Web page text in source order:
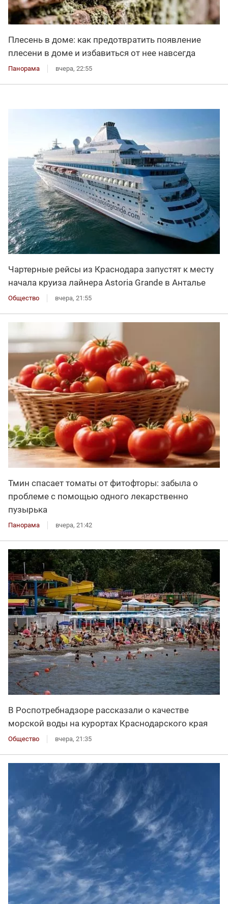
Плесень в доме: как предотвратить появление
плесени в доме и избавиться от нее навсегда
Панорама вчера, 22:55
Чартерные рейсы из Краснодара запустят к месту
начала круиза лайнера Astoria Grande в Анталье
Общество вчера, 21:55
Тмин спасает томаты от фитофторы: забыла о
проблеме с помощью одного лекарственно
пузырька
Панорама вчера, 21:42
В Роспотребнадзоре рассказали о качестве
морской воды на курортах Краснодарского края
Общество вчера, 21:35